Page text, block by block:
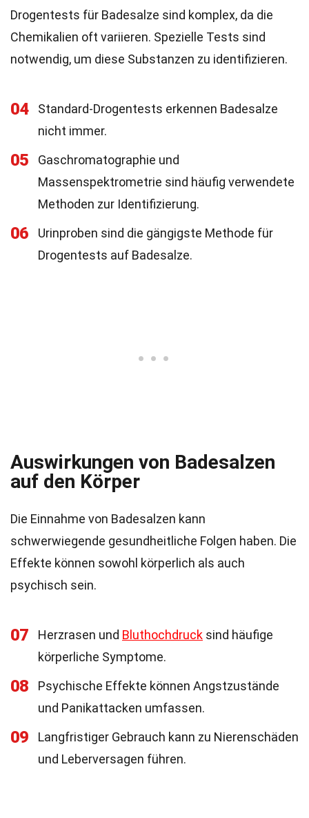
Drogentests für Badesalze sind komplex, da die
Chemikalien oft variieren. Spezielle Tests sind
notwendig, um diese Substanzen zu identifizieren.
04
Standard-Drogentests erkennen Badesalze
nicht immer.
05
Gaschromatographie und
Massenspektrometrie sind häufig verwendete
Methoden zur Identifizierung.
06
Urinproben sind die gängigste Methode für
Drogentests auf Badesalze.
Auswirkungen von Badesalzen
auf den Körper
Die Einnahme von Badesalzen kann
schwerwiegende gesundheitliche Folgen haben. Die
Effekte können sowohl körperlich als auch
psychisch sein.
07 Herzrasen und Bluthochdruck sind häufige
körperliche Symptome.
08
Psychische Effekte können Angstzustände
und Panikattacken umfassen.
09
Langfristiger Gebrauch kann zu Nierenschäden
und Leberversagen führen.